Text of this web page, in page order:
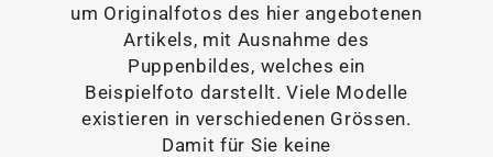
um Originalfotos des hier angebotenen
Artikels, mit Ausnahme des
Puppenbildes, welches ein
Beispielfoto darstellt. Viele Modelle
existieren in verschiedenen Grössen.
Damit für Sie keine